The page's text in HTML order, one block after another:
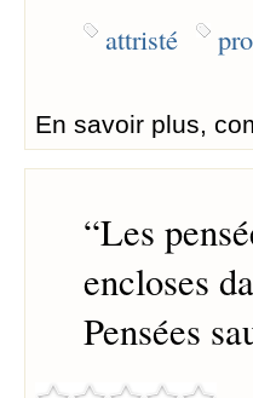
attristé
En savoir plus,
“Les
encloses
Pensées